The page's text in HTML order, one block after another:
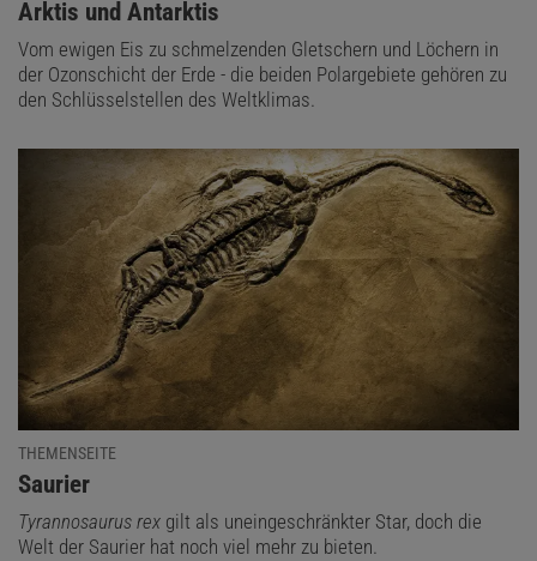
:
Arktis und Antarktis
Vom ewigen Eis zu schmelzenden Gletschern und Löchern in
der Ozonschicht der Erde - die beiden Polargebiete gehören zu
den Schlüsselstellen des Weltklimas.
THEMENSEITE
:
Saurier
Tyrannosaurus rex gilt als uneingeschränkter Star, doch die
Welt der Saurier hat noch viel mehr zu bieten.